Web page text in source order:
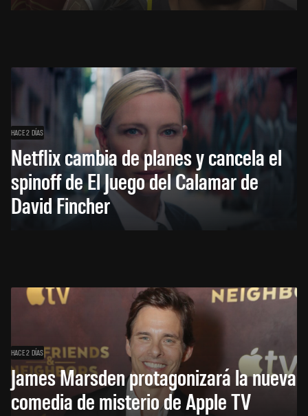
HACE 2 DÍAS
Netflix cambia de planes y cancela el
spinoff de El Juego del Calamar de
David Fincher
HACE 2 DÍAS
James Marsden protagonizará la nueva
comedia de misterio de Apple TV